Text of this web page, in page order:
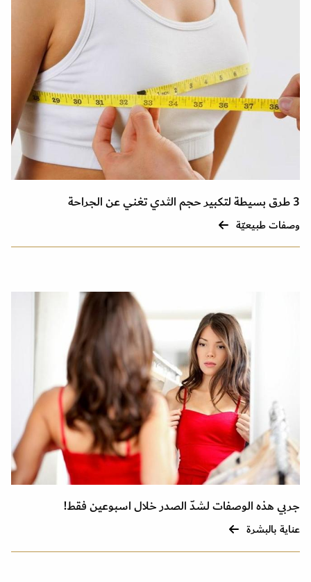
3 طرق بسيطة لتكبير حجم الثدي تغني عن الجراحة
وصفات طبيعيّة
جربي هذه الوصفات لشدّ الصدر خلال اسبوعين فقط!
عناية بالبشرة